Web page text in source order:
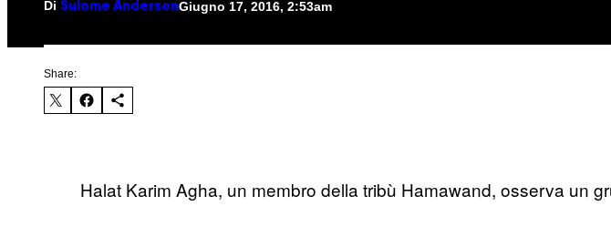
Di Sulome AndersonGiugno 17, 2016, 2:53am
Share:
Halat Karim Agha, un membro della tribù Hamawand, osserva un